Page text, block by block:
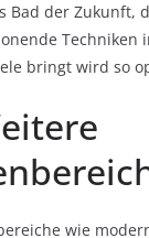
Bad der Zukunft,
Techniken
bringt wird so
wie